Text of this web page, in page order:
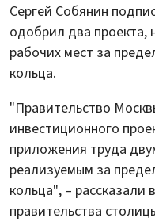
Сергей Собянин
одобрил два проекта,
рабочих мест за
кольца.
"Правительство
инвестиционного
приложения труда
реализуемым за
кольца", – рассказали
правительства